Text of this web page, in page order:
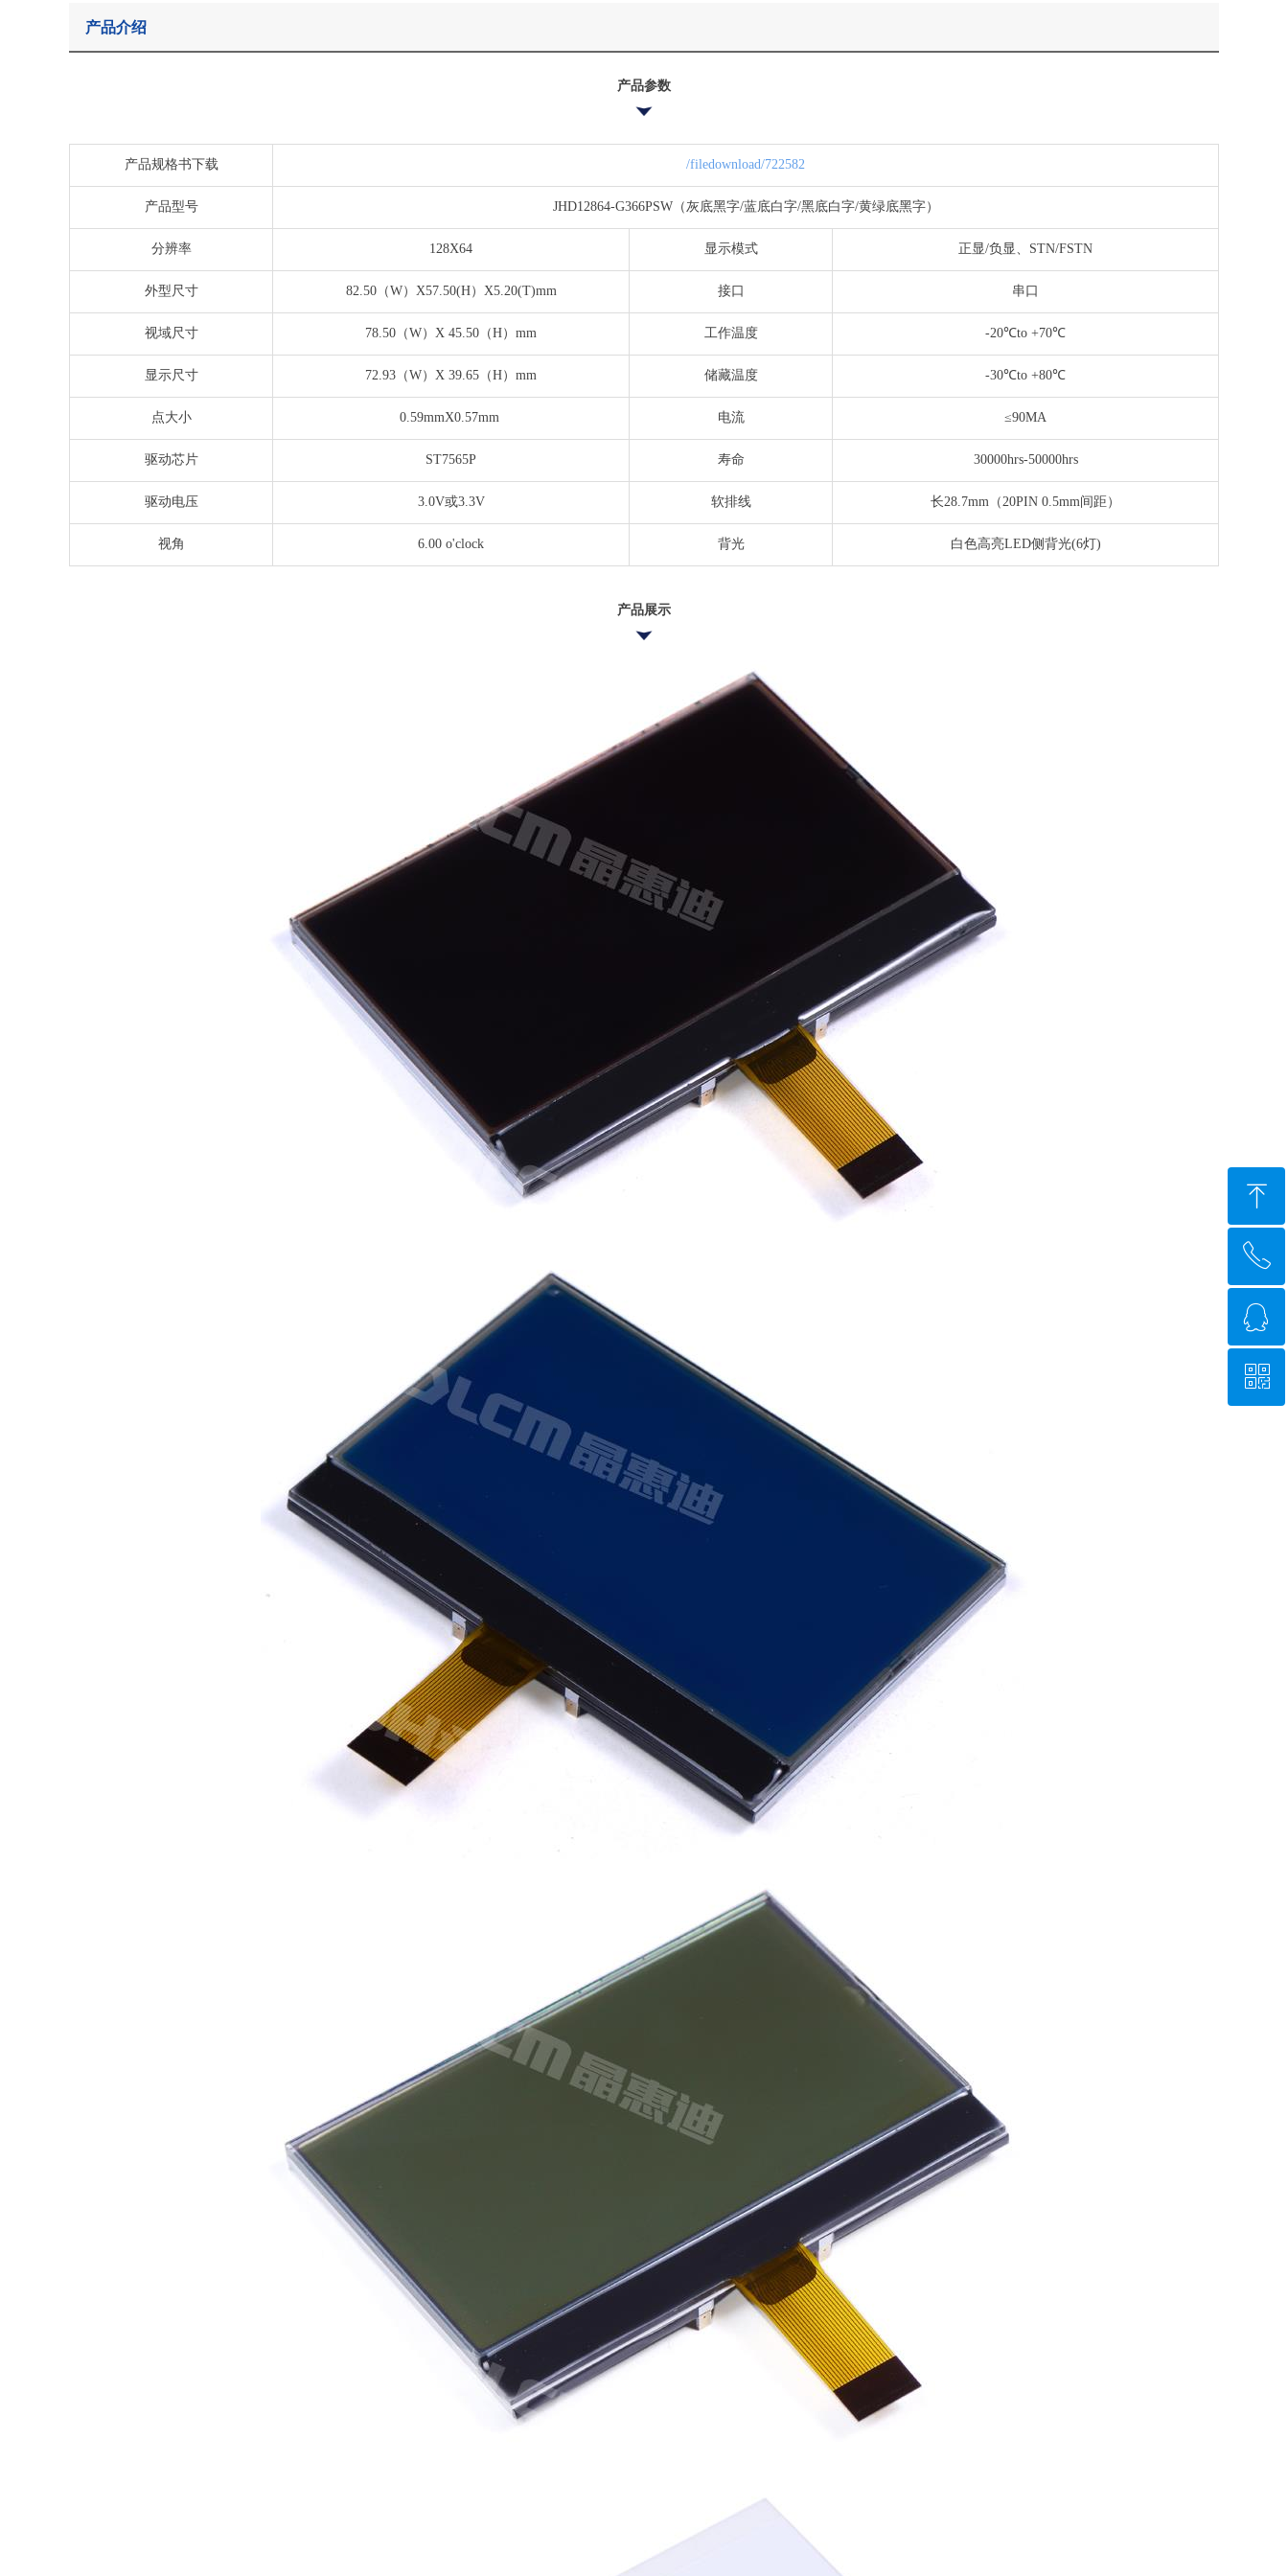
产品介绍
产品参数
产品规格书下载 /filedownload/722582
产品型号 JHD12864-G366PSW（灰底黑字/蓝底白字/黑底白字/黄绿底黑字）
分辨率 128X64 显示模式 正显/负显、STN/FSTN
外型尺寸 82.50（W）X57.50(H）X5.20(T)mm 接口 串口
视域尺寸 78.50（W）X 45.50（H）mm 工作温度 -20℃to +70℃
显示尺寸 72.93（W）X 39.65（H）mm 储藏温度 -30℃to +80℃
点大小 0.59mmX0.57mm 电流 ≤90MA
驱动芯片 ST7565P 寿命 30000hrs-50000hrs
驱动电压 3.0V或3.3V 软排线 长28.7mm（20PIN 0.5mm间距）
视角 6.00 o'clock 背光 白色高亮LED侧背光(6灯)
产品展示
ꁸ
回到顶部
ꂅ
ꁗ
QQ客服
ꀥ